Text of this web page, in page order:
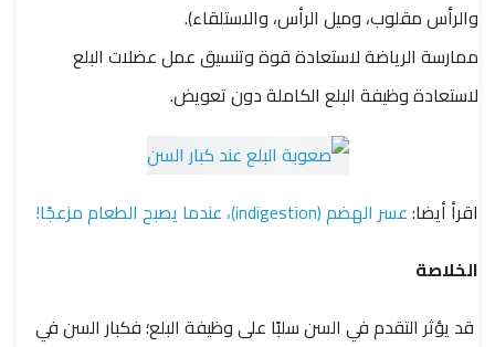
والرأس مقلوب، وميل الرأس، والاستلقاء).
ممارسة الرياضة لاستعادة قوة وتنسيق عمل عضلات البلع
لاستعادة وظيفة البلع الكاملة دون تعويض.
اقرأ أيضا:عسر الهضم (indigestion)، عندما يصبح الطعام مزعجًا!
الخلاصة
قد يؤثر التقدم في السن سلبًا على وظيفة البلع؛ فكبار السن في